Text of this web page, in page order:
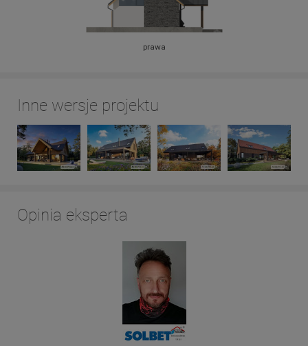
prawa
Inne wersje projektu
Opinia eksperta